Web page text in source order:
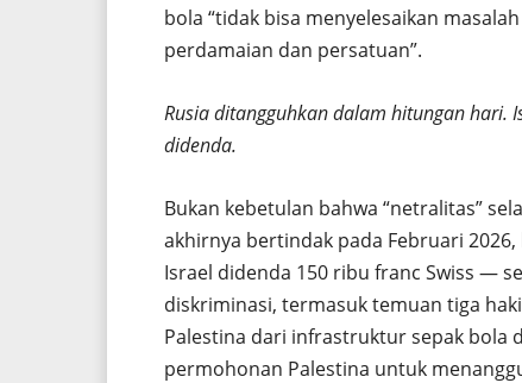
bola “tidak bisa menyelesaikan
perdamaian dan persatuan”.
Rusia ditangguhkan dalam hitungan hari.
didenda.
Bukan kebetulan bahwa “netralitas”
akhirnya bertindak pada Februari
Israel didenda 150 ribu franc Swiss —
diskriminasi, termasuk temuan tiga
Palestina dari infrastruktur sepak bola
permohonan Palestina untuk